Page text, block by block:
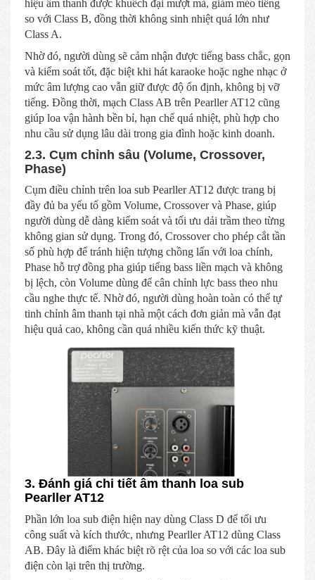
hiệu âm thanh được khuếch đại mượt mà, giảm méo tiếng
so với Class B, đồng thời không sinh nhiệt quá lớn như
Class A.
Nhờ đó, người dùng sẽ cảm nhận được tiếng bass chắc, gọn
và kiểm soát tốt, đặc biệt khi hát karaoke hoặc nghe nhạc ở
mức âm lượng cao vẫn giữ được độ ổn định, không bị vỡ
tiếng. Đồng thời, mạch Class AB trên Pearller AT12 cũng
giúp loa vận hành bền bỉ, hạn chế quá nhiệt, phù hợp cho
nhu cầu sử dụng lâu dài trong gia đình hoặc kinh doanh.
2.3. Cụm chỉnh sâu (Volume, Crossover,
Phase)
Cụm điều chỉnh trên loa sub Pearller AT12 được trang bị
đầy đủ ba yếu tố gồm Volume, Crossover và Phase, giúp
người dùng dễ dàng kiểm soát và tối ưu dải trầm theo từng
không gian sử dụng. Trong đó, Crossover cho phép cắt tần
số phù hợp để tránh hiện tượng chồng lấn với loa chính,
Phase hỗ trợ đồng pha giúp tiếng bass liền mạch và không
bị lệch, còn Volume dùng để cân chỉnh lực bass theo nhu
cầu nghe thực tế. Nhờ đó, người dùng hoàn toàn có thể tự
tinh chỉnh âm thanh tại nhà một cách đơn giản mà vẫn đạt
hiệu quả cao, không cần quá nhiều kiến thức kỹ thuật.
3. Đánh giá chi tiết âm thanh loa sub
Pearller AT12
Phần lớn loa sub điện hiện nay dùng Class D để tối ưu
công suất và kích thước, nhưng Pearller AT12 dùng Class
AB. Đây là điểm khác biệt rõ rệt của loa so với các loa sub
điện còn lại trên thị trường.